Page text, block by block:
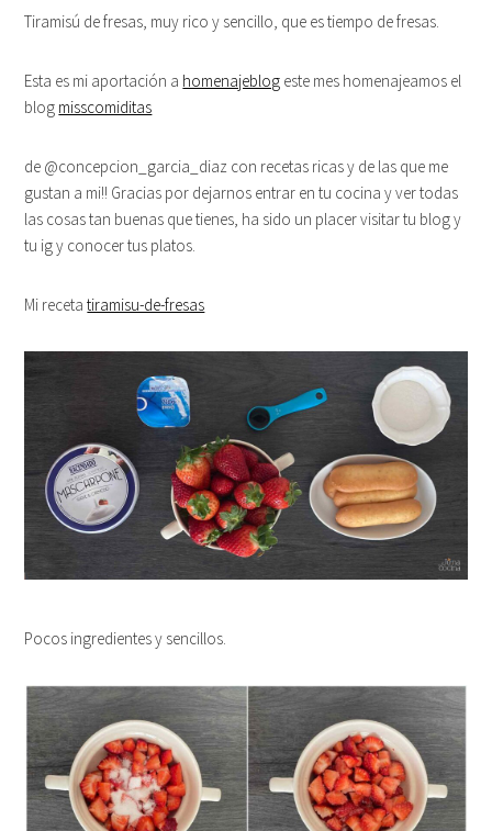
Tiramisú de fresas, muy rico y sencillo, que es tiempo de fresas.
Esta es mi aportación a homenajeblog este mes homenajeamos el
blog misscomiditas
de @concepcion_garcia_diaz con recetas ricas y de las que me
gustan a mi!! Gracias por dejarnos entrar en tu cocina y ver todas
las cosas tan buenas que tienes, ha sido un placer visitar tu blog y
tu ig y conocer tus platos.
Mi recetatiramisu-de-fresas
Pocos ingredientes y sencillos.